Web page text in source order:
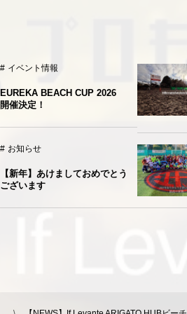
イベント情報
EUREKA BEACH CUP 2026
開催決定！
お知らせ
【新年】あけましておめでとう
ございます